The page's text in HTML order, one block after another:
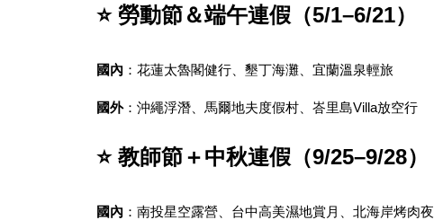
⭐ 勞動節＆端午連假（5/1–6/21）
國內 ：花蓮太魯閣健行、墾丁海灘、宜蘭溫泉輕旅
國外：沖繩浮潛、馬爾地夫度假村、峇里島Villa放空行
⭐ 教師節＋中秋連假（9/25–9/28）
國內 ：南投星空露營、台中高美濕地賞月、北海岸烤肉夜